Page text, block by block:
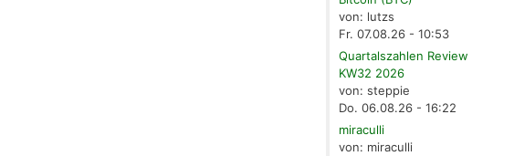
von: lutzs
Fr. 07.08.26 - 10:53
Quartalszahlen Review
KW32 2026
von: steppie
Do. 06.08.26 - 16:22
miraculli
von: miraculli